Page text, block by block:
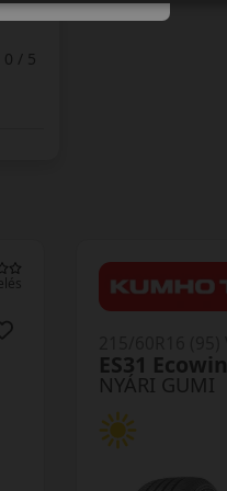
0 / 5
0 értékelés
NYÁRI
ES31 XL